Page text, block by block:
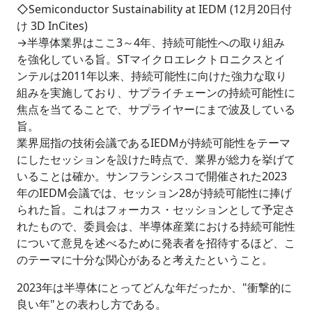
◇Semiconductor Sustainability at IEDM (12月20日付
け 3D InCites)
→半導体業界はここ3～4年、持続可能性への取り組み
を強化している旨。STマイクロエレクトロニクスとイ
ンテルは2011年以来、持続可能性に向けた強力な取り
組みを実施しており、サプライチェーンの持続可能性に
焦点を当てることで、サプライヤーにまで波及している
旨。
業界屈指の技術会議であるIEDMが持続可能性をテーマ
にしたセッションを設けた時点で、業界が総力を挙げて
いることは確か。サンフランシスコで開催された2023
年のIEDM会議では、セッション28が持続可能性に捧げ
られた旨。これはフォーカス・セッションとして予定さ
れたもので、委員会は、半導体産業における持続可能性
について意見を述べるために発表者を招待するほど、こ
のテーマに十分な関心があると考えたということ。
2023年は半導体にとってどんな年だったか、"衝撃的に
良い年"との表わし方である。